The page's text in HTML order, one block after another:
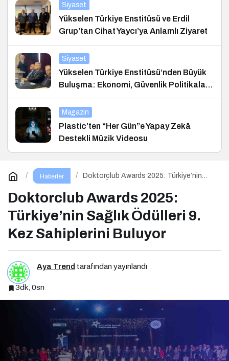
Siyaset
Yükselen Türkiye Enstitüsü ve Erdil
Grup’tan Cihat Yaycı’ya Anlamlı Ziyaret
Siyaset
Yükselen Türkiye Enstitüsü’nden Büyük
Buluşma: Ekonomi, Güvenlik Politikaları
ve Hukuk Konferansı
Magazin
Plastic’ten “Her Gün”e Yapay Zekâ
Destekli Müzik Videosu
Haberler
Doktorclub Awards 2025: Türkiye’nin
Doktorclub Awards 2025:
Türkiye’nin Sağlık Ödülleri 9.
Kez Sahiplerini Buluyor
Aya Trend tarafından yayınlandı
3dk, 0sn